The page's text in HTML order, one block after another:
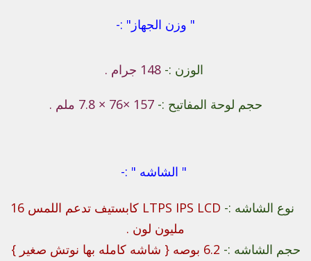
" وزن الجهاز" :-
الوزن :- 148 جرام .
حجم لوحة المفاتيح :- 157 ×76 × 7.8 ملم .
" الشاشه " :-
نوع الشاشه :-
LTPS IPS LCD كابستيف تدعم اللمس 16
مليون لون .
حجم الشاشه :-
6.2 بوصه { شاشه كامله بها نوتش صغير }